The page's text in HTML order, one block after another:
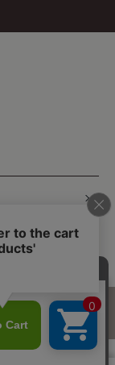
困ったときは